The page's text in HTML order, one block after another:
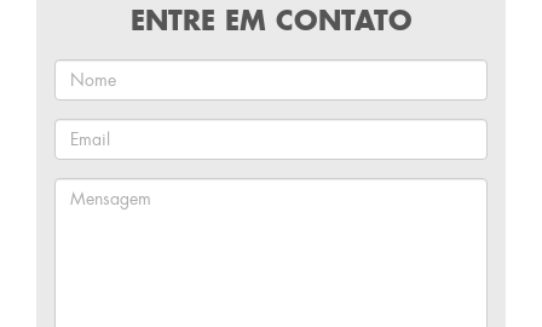
ENTRE EM CONTATO